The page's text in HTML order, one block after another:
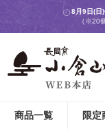
8月9日(日
（※20
商品一覧 限定